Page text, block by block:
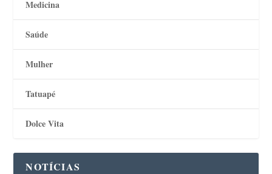
Medicina
Saúde
Mulher
Tatuapé
Dolce Vita
NOTÍCIAS